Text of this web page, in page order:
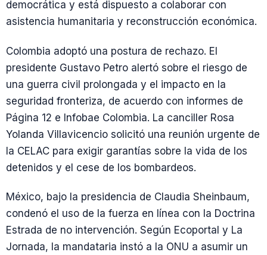
democrática y está dispuesto a colaborar con
asistencia humanitaria y reconstrucción económica.
Colombia adoptó una postura de rechazo. El
presidente Gustavo Petro alertó sobre el riesgo de
una guerra civil prolongada y el impacto en la
seguridad fronteriza, de acuerdo con informes de
Página 12 e Infobae Colombia. La canciller Rosa
Yolanda Villavicencio solicitó una reunión urgente de
la CELAC para exigir garantías sobre la vida de los
detenidos y el cese de los bombardeos.
México, bajo la presidencia de Claudia Sheinbaum,
condenó el uso de la fuerza en línea con la Doctrina
Estrada de no intervención. Según Ecoportal y La
Jornada, la mandataria instó a la ONU a asumir un